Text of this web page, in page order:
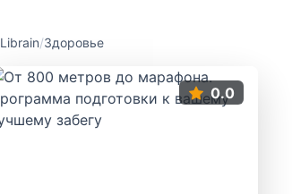
Librain/Здоровье
0.0